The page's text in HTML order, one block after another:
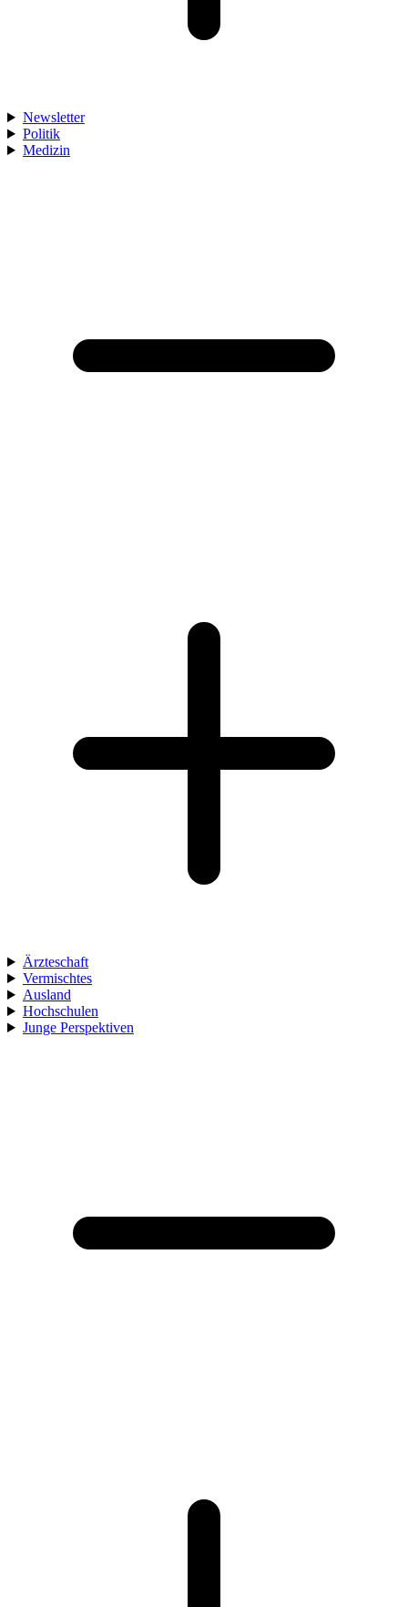
Newsletter
Politik
Medizin
Ärzteschaft
Vermischtes
Ausland
Hochschulen
Junge Perspektiven